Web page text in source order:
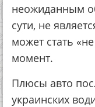
неожиданным
сути, не
может стать
момент.
Плюсы авто
украинских